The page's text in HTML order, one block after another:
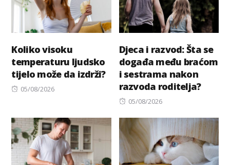
Koliko visoku
temperaturu ljudsko
tijelo može da izdrži?
Posted
05/08/2026
Djeca i razvod: Šta se
događa među braćom
i sestrama nakon
razvoda roditelja?
Posted
05/08/2026